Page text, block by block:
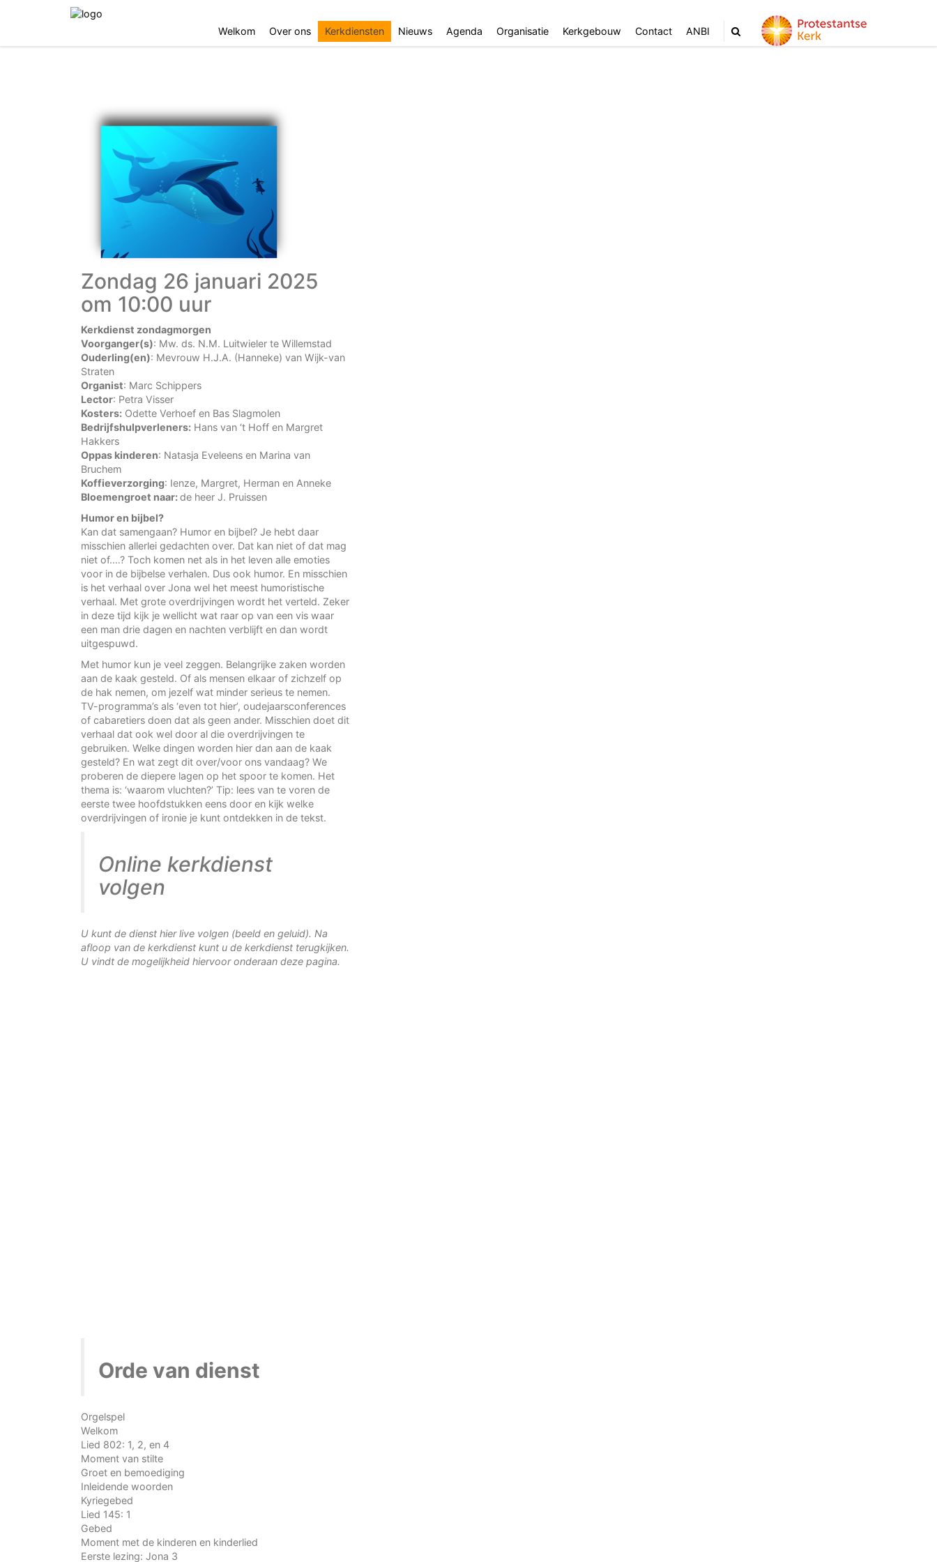
Welkom Over ons Kerkdiensten Nieuws Agenda Organisatie Kerkgebouw Contact ANBI
Zondag 26 januari 2025
om 10:00 uur
Kerkdienst zondagmorgen
Voorganger(s): Mw. ds. N.M. Luitwieler te Willemstad
Ouderling(en): Mevrouw H.J.A. (Hanneke) van Wijk-van
Straten
Organist: Marc Schippers
Lector: Petra Visser
Kosters: Odette Verhoef en Bas Slagmolen
Bedrijfshulpverleners: Hans van ‘t Hoff en Margret
Hakkers
Oppas kinderen: Natasja Eveleens en Marina van
Bruchem
Koffieverzorging: Ienze, Margret, Herman en Anneke
Bloemengroet naar:de heer J. Pruissen
Humor en bijbel?
Kan dat samengaan? Humor en bijbel? Je hebt daar
misschien allerlei gedachten over. Dat kan niet of dat mag
niet of.…? Toch komen net als in het leven alle emoties
voor in de bijbelse verhalen. Dus ook humor. En misschien
is het verhaal over Jona wel het meest humoristische
verhaal. Met grote overdrijvingen wordt het verteld. Zeker
in deze tijd kijk je wellicht wat raar op van een vis waar
een man drie dagen en nachten verblijft en dan wordt
uitgespuwd.
Met humor kun je veel zeggen. Belangrijke zaken worden
aan de kaak gesteld. Of als mensen elkaar of zichzelf op
de hak nemen, om jezelf wat minder serieus te nemen.
TV-programma’s als ‘even tot hier’, oudejaarsconferences
of cabaretiers doen dat als geen ander. Misschien doet dit
verhaal dat ook wel door al die overdrijvingen te
gebruiken. Welke dingen worden hier dan aan de kaak
gesteld? En wat zegt dit over/voor ons vandaag? We
proberen de diepere lagen op het spoor te komen. Het
thema is: ‘waarom vluchten?’ Tip: lees van te voren de
eerste twee hoofdstukken eens door en kijk welke
overdrijvingen of ironie je kunt ontdekken in de tekst.
Online kerkdienst
volgen
U kunt de dienst hier live volgen (beeld en geluid). Na
afloop van de kerkdienst kunt u de kerkdienst terugkijken.
U vindt de mogelijkheid hiervoor onderaan deze pagina.
Orde van dienst
Orgelspel
Welkom
Lied 802: 1, 2, en 4
Moment van stilte
Groet en bemoediging
Inleidende woorden
Kyriegebed
Lied 145: 1
Gebed
Moment met de kinderen en kinderlied
Eerste lezing: Jona 3